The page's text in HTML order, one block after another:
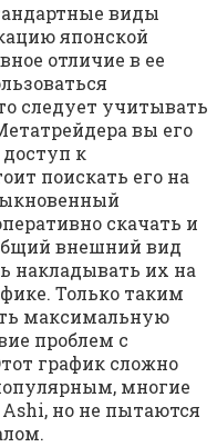
виды
японской
отличие в ее
следует учитывать
вы его
к
поискать его на
скачать и
внешний вид
накладывать их на
Только таким
максимальную
проблем с
график сложно
многие
но не пытаются